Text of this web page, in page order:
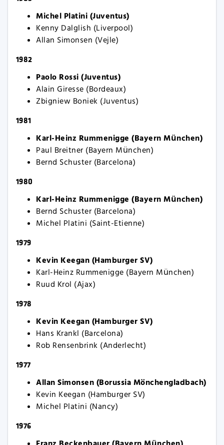
Michel Platini (Juventus)
Kenny Dalglish (Liverpool)
Allan Simonsen (Vejle)
1982
Paolo Rossi (Juventus)
Alain Giresse (Bordeaux)
Zbigniew Boniek (Juventus)
1981
Karl-Heinz Rummenigge (Bayern München)
Paul Breitner (Bayern München)
Bernd Schuster (Barcelona)
1980
Karl-Heinz Rummenigge (Bayern München)
Bernd Schuster (Barcelona)
Michel Platini (Saint-Etienne)
1979
Kevin Keegan (Hamburger SV)
Karl-Heinz Rummenigge (Bayern München)
Ruud Krol (Ajax)
1978
Kevin Keegan (Hamburger SV)
Hans Krankl (Barcelona)
Rob Rensenbrink (Anderlecht)
1977
Allan Simonsen (Borussia Mönchengladbach)
Kevin Keegan (Hamburger SV)
Michel Platini (Nancy)
1976